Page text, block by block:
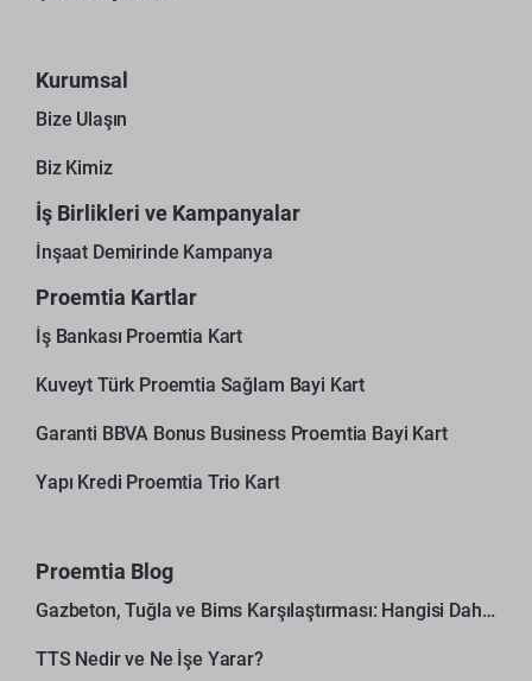
Kurumsal
Bize Ulaşın
Biz Kimiz
İş Birlikleri ve Kampanyalar
İnşaat Demirinde Kampanya
Proemtia Kartlar
İş Bankası Proemtia Kart
Kuveyt Türk Proemtia Sağlam Bayi Kart
Garanti BBVA Bonus Business Proemtia Bayi Kart
Yapı Kredi Proemtia Trio Kart
Proemtia Blog
Gazbeton, Tuğla ve Bims Karşılaştırması: Hangisi Daha Avantajlı?
TTS Nedir ve Ne İşe Yarar?